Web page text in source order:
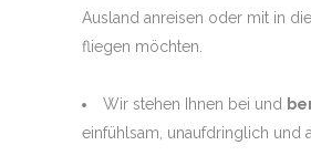
Ausland anreisen oder mit in
fliegen möchten.
Wir stehen Ihnen bei und
einfühlsam, unaufdringlich und